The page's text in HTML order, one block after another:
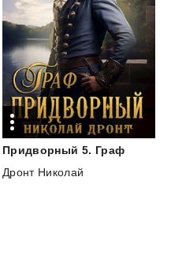
Придворный 5. Граф
Дронт Николай